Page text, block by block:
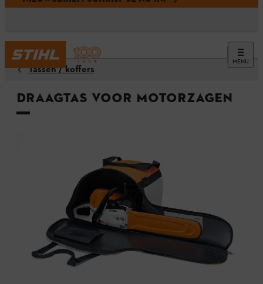
MENU
Tassen / koffers
Draagtas voor motorzagen